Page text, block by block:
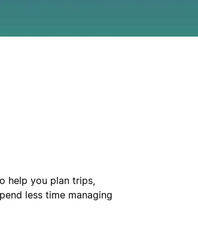
help you plan trips,
less time managing